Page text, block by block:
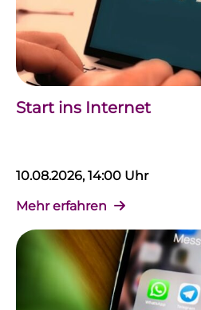
Start ins Internet
10.08.2026, 14:00 Uhr
Mehr erfahren